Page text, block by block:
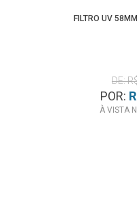
FILTRO UV
DE:
POR:
À VISTA